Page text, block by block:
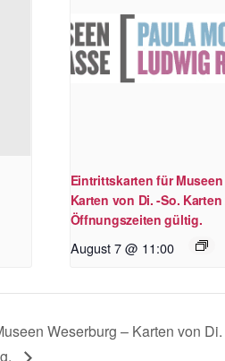
Eintrittskarten für
Karten von Di. -So.
Öffnungszeiten gültig.
August 7 @ 11:00
Weserburg – Karten von